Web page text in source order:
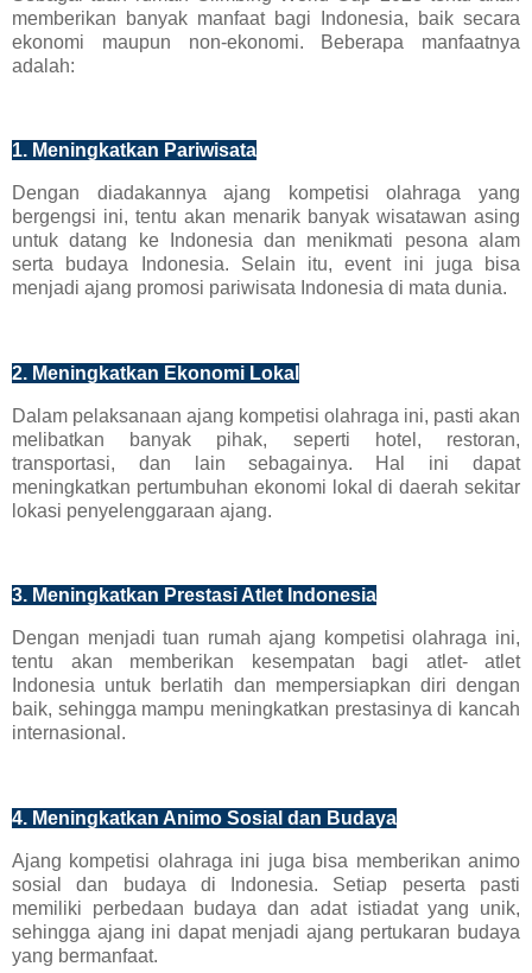
memberikan banyak manfaat bagi Indonesia, baik secara
ekonomi maupun non-ekonomi. Beberapa manfaatnya
adalah:
1. Meningkatkan Pariwisata
Dengan diadakannya ajang kompetisi olahraga yang
bergengsi ini, tentu akan menarik banyak wisatawan asing
untuk datang ke Indonesia dan menikmati pesona alam
serta budaya Indonesia. Selain itu, event ini juga bisa
menjadi ajang promosi pariwisata Indonesia di mata dunia.
2. Meningkatkan Ekonomi Lokal
Dalam pelaksanaan ajang kompetisi olahraga ini, pasti akan
melibatkan banyak pihak, seperti hotel, restoran,
transportasi, dan lain sebagainya. Hal ini dapat
meningkatkan pertumbuhan ekonomi lokal di daerah sekitar
lokasi penyelenggaraan ajang.
3. Meningkatkan Prestasi Atlet Indonesia
Dengan menjadi tuan rumah ajang kompetisi olahraga ini,
tentu akan memberikan kesempatan bagi atlet- atlet
Indonesia untuk berlatih dan mempersiapkan diri dengan
baik, sehingga mampu meningkatkan prestasinya di kancah
internasional.
4. Meningkatkan Animo Sosial dan Budaya
Ajang kompetisi olahraga ini juga bisa memberikan animo
sosial dan budaya di Indonesia. Setiap peserta pasti
memiliki perbedaan budaya dan adat istiadat yang unik,
sehingga ajang ini dapat menjadi ajang pertukaran budaya
yang bermanfaat.